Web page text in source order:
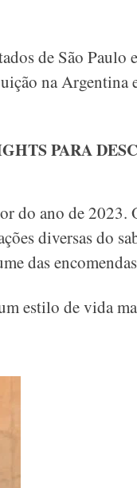
de São Paulo
na Argentina
PARA
do ano de 2023.
diversas do
das
estilo de vida